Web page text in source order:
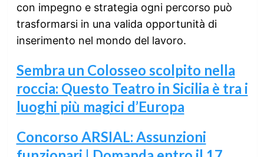
con impegno e strategia ogni percorso può
trasformarsi in una valida opportunità di
inserimento nel mondo del lavoro.
Sembra un Colosseo scolpito nella
roccia: Questo Teatro in Sicilia è tra i
luoghi più magici d’Europa
Concorso ARSIAL: Assunzioni